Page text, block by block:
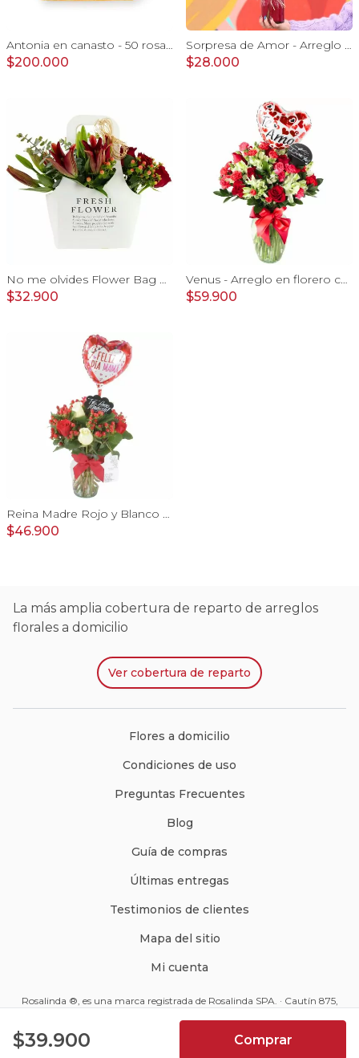
Antonia en canasto - 50 rosas ecuatoriana rojo e hypericum
$200.000
Sorpresa de Amor - Arreglo floral con globo Te Amo, rosas rojo y astromelias
$28.000
No me olvides Flower Bag Rojo - Arreglo Floral con liliums y rosas rojo, hypericum y eucaliptus dolar
$32.900
Venus - Arreglo en florero con Rosas, Astromelias y Claveles
$59.900
Reina Madre Rojo y Blanco - Florero con 9 rosas e hypericum, globo y pizarra
$46.900
$39.900 Comprar
La más amplia cobertura de reparto de arreglos
florales a domicilio
Ver cobertura de reparto
Flores a domicilio
Condiciones de uso
Preguntas Frecuentes
Blog
Guía de compras
Últimas entregas
Testimonios de clientes
Mapa del sitio
Mi cuenta
Rosalinda ®, es una marca registrada de Rosalinda SPA. · Cautín 875,
+562 2570 9510
4.9
7066Reseñas de